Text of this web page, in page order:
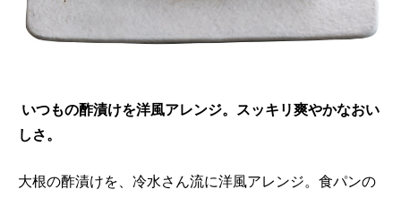
いつもの酢漬けを洋風アレンジ。スッキリ爽やかなおい
しさ。
大根の酢漬けを、冷水さん流に洋風アレンジ。食パンの